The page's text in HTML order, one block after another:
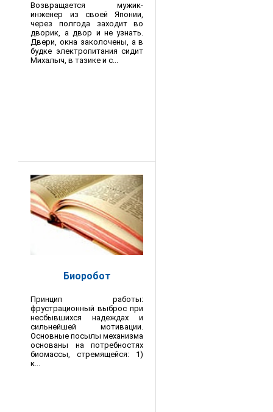
Возвращается мужик-
инженер из своей Японии,
через полгода заходит во
дворик, а двор и не узнать.
Двери, окна заколочены, а в
будке электропитания сидит
Михалыч, в тазике и с...
Биоробот
Принцип работы:
фрустрационный выброс при
несбывшихся надеждах и
сильнейшей мотивации.
Основные посылы механизма
основаны на потребностях
биомассы, стремящейся: 1)
к...